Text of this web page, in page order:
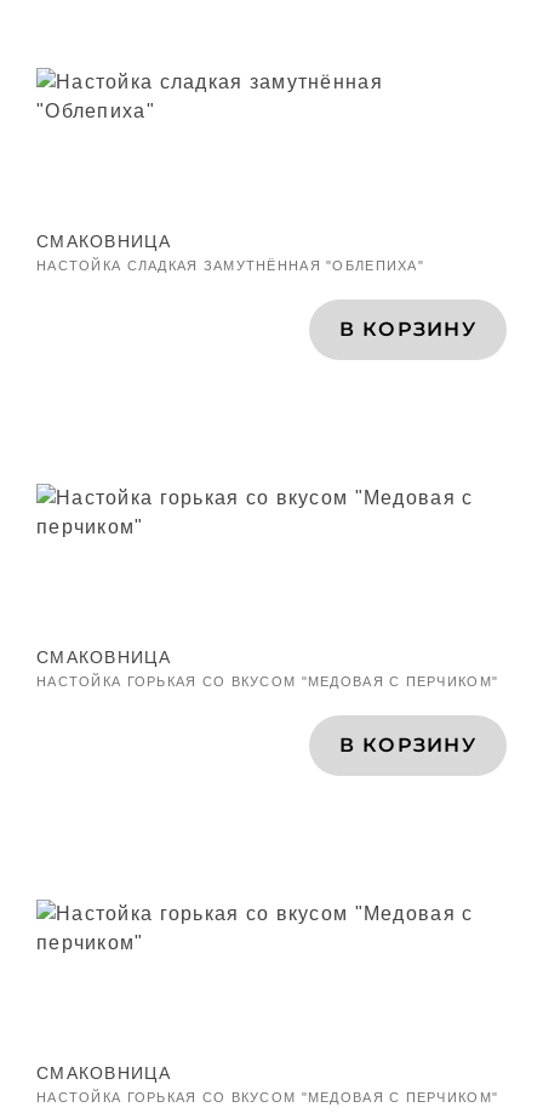
СМАКОВНИЦА
НАСТОЙКА СЛАДКАЯ ЗАМУТНЁННАЯ "ОБЛЕПИХА"
В КОРЗИНУ
СМАКОВНИЦА
НАСТОЙКА ГОРЬКАЯ СО ВКУСОМ "МЕДОВАЯ С ПЕРЧИКОМ"
В КОРЗИНУ
СМАКОВНИЦА
НАСТОЙКА ГОРЬКАЯ СО ВКУСОМ "МЕДОВАЯ С ПЕРЧИКОМ"